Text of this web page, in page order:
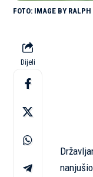
IMAGE BY
Dijeli